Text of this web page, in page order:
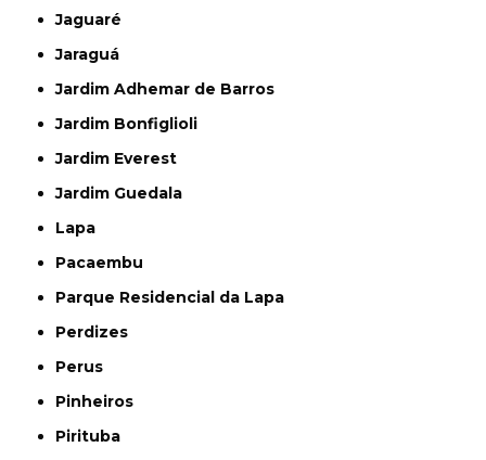
Jaguaré
Jaraguá
Jardim Adhemar de Barros
Jardim Bonfiglioli
Jardim Everest
Jardim Guedala
Lapa
Pacaembu
Parque Residencial da Lapa
Perdizes
Perus
Pinheiros
Pirituba